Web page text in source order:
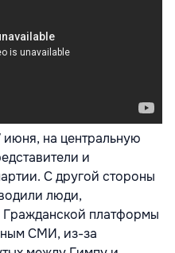
на центральную
и
С другой стороны
люди,
платформы
СМИ, из-за